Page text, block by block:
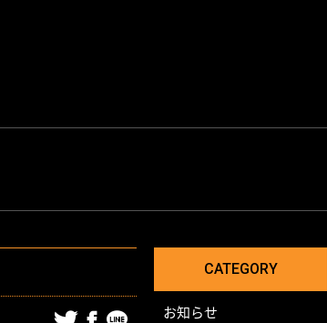
TUNING
OTHER
BUSINESS
その他
CATEGORY
お知らせ